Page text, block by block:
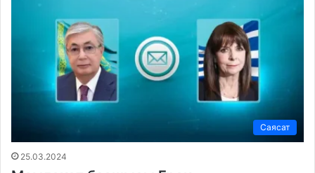
Саясат
25.03.2024